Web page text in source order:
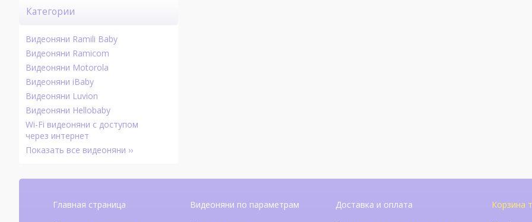
Категории
Видеоняни Ramili Baby
Видеоняни Ramicom
Видеоняни Motorola
Видеоняни iBaby
Видеоняни Luvion
Видеоняни Hellobaby
Wi-Fi видеоняни с доступом
через интернет
Показать все видеоняни ››
Главная страница
Видеоняни по параметрам
Доставка и оплата
Корзина